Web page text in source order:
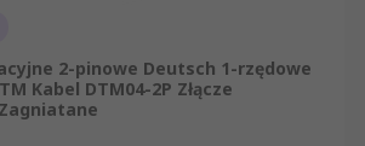
2-pinowe Deutsch 1-rzędowe
Kabel DTM04-2P Złącze